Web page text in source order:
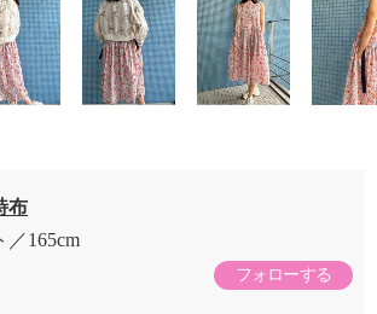
布
165cm
フォローする